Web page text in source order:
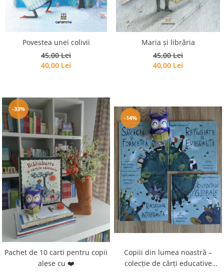
Povestea unei colivii
45,00 Lei
40,00 Lei
Maria și librăria
45,00 Lei
40,00 Lei
-33%
Pachet de 10 carti pentru copii
alese cu ❤️
-14%
Copiii din lumea noastră –
colecție de cărți educative